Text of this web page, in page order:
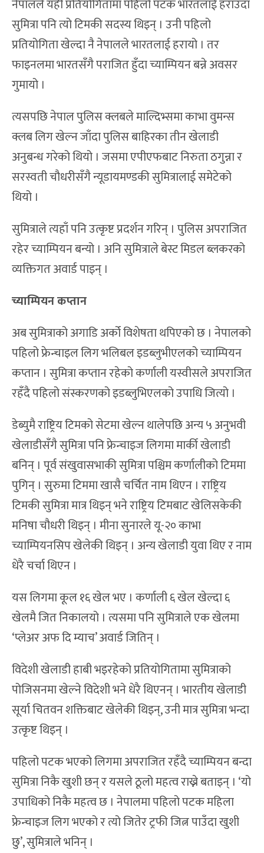
नेपालले यही प्रतियोगितामा पहिलो पटक भारतलाई हराउँदा
सुमित्रा पनि त्यो टिमकी सदस्य थिइन् । उनी पहिलो
प्रतियोगिता खेल्दा नै नेपालले भारतलाई हरायो । तर
फाइनलमा भारतसँगै पराजित हुँदा च्याम्पियन बन्ने अवसर
गुमायो ।
त्यसपछि नेपाल पुलिस क्लबले माल्दिभ्समा काभा वुमन्स
क्लब लिग खेल्न जाँदा पुलिस बाहिरका तीन खेलाडी
अनुबन्ध गरेको थियो । जसमा एपीएफबाट निरुता ठगुन्ना र
सरस्वती चौधरीसँगै न्यूडायमण्डकी सुमित्रालाई समेटेको
थियो ।
सुमित्राले त्यहाँ पनि उत्कृष्ट प्रदर्शन गरिन् । पुलिस अपराजित
रहेर च्याम्पियन बन्यो । अनि सुमित्राले बेस्ट मिडल ब्लकरको
व्यक्तिगत अवार्ड पाइन् ।
च्याम्पियन कप्तान
अब सुमित्राको अगाडि अर्को विशेषता थपिएको छ । नेपालको
पहिलो फ्रेन्चाइल लिग भलिबल इडब्लुभीएलको च्याम्पियन
कप्तान । सुमित्रा कप्तान रहेको कर्णाली यस्वीसले अपराजित
रहँदै पहिलो संस्करणको इडब्लुभिएलको उपाधि जित्यो ।
डेब्युमै राष्ट्रिय टिमको सेटमा खेल्न थालेपछि अन्य ५ अनुभवी
खेलाडीसँगै सुमित्रा पनि फ्रेन्चाइज लिगमा मार्की खेलाडी
बनिन् । पूर्व संखुवासभाकी सुमित्रा पश्चिम कर्णालीको टिममा
पुगिन् । सुरुमा टिममा खासै चर्चित नाम थिएन । राष्ट्रिय
टिमकी सुमित्रा मात्र थिइन् भने राष्ट्रिय टिमबाट खेलिसकेकी
मनिषा चौधरी थिइन् । मीना सुनारले यू-२० काभा
च्याम्पियनसिप खेलेकी थिइन् । अन्य खेलाडी युवा थिए र नाम
धेरै चर्चा थिएन ।
यस लिगमा कूल १६ खेल भए । कर्णाली ६ खेल खेल्दा ६
खेलमै जित निकालयो । त्यसमा पनि सुमित्राले एक खेलमा
‘प्लेअर अफ दि म्याच’ अवार्ड जितिन् ।
विदेशी खेलाडी हाबी भइरहेको प्रतियोगितामा सुमित्राको
पोजिसनमा खेल्ने विदेशी भने धेरै थिएनन् । भारतीय खेलाडी
सूर्या चितवन शक्तिबाट खेलेकी थिइन्, उनी मात्र सुमित्रा भन्दा
उत्कृष्ट थिइन् ।
पहिलो पटक भएको लिगमा अपराजित रहँदै च्याम्पियन बन्दा
सुमित्रा निकै खुशी छन् र यसले ठूलो महत्व राख्ने बताइन् । ‘यो
उपाधिको निकै महत्व छ । नेपालमा पहिलो पटक महिला
फ्रेन्चाइज लिग भएको र त्यो जितेर ट्रफी जित्न पाउँदा खुशी
छु’, सुमित्राले भनिन् ।